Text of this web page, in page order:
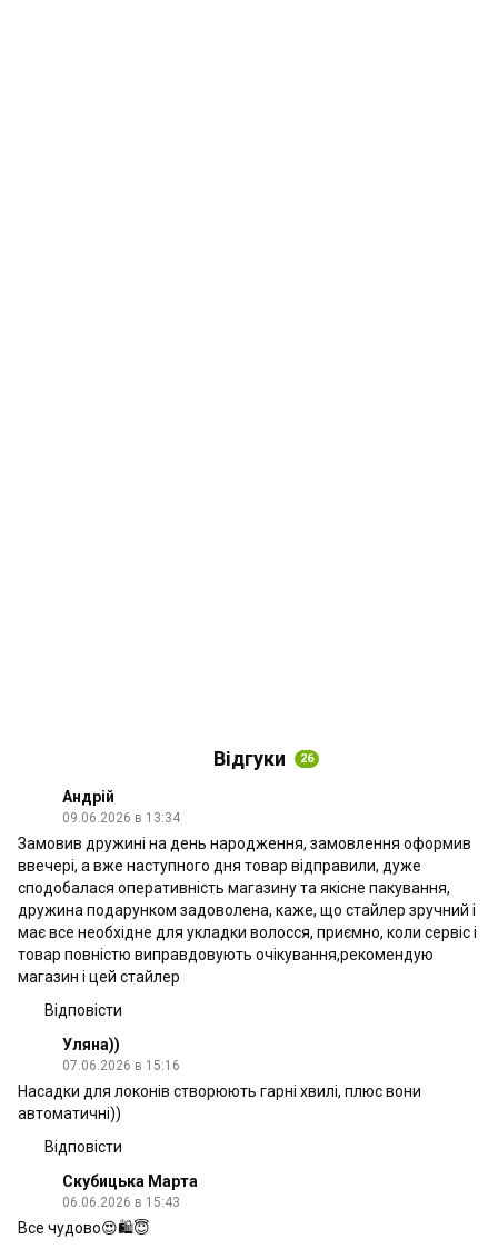
Відгуки 26
Андрій
09.06.2026 в 13:34
Замовив дружині на день народження, замовлення оформив
ввечері, а вже наступного дня товар відправили, дуже
сподобалася оперативність магазину та якісне пакування,
дружина подарунком задоволена, каже, що стайлер зручний і
має все необхідне для укладки волосся, приємно, коли сервіс і
товар повністю виправдовують очікування,рекомендую
магазин і цей стайлер
Відповісти
Уляна))
07.06.2026 в 15:16
Насадки для локонів створюють гарні хвилі, плюс вони
автоматичні))
Відповісти
Скубицька Марта
06.06.2026 в 15:43
Все чудово😍🛍😇